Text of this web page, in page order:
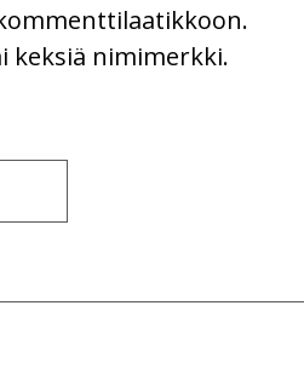
keksiä nimimerkki.